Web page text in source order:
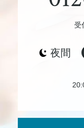
受
夜間